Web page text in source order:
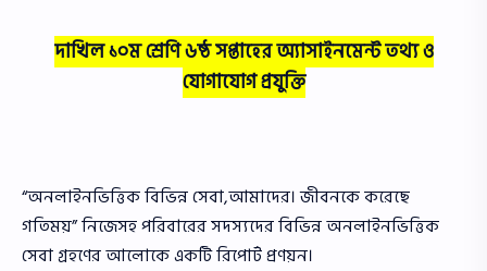
দাখিল ১০ম শ্রেণি ৬ষ্ঠ সপ্তাহের অ্যাসাইনমেন্ট তথ্য ও
যোগাযোগ প্রযুক্তি
“অনলাইনভিত্তিক বিভিন্ন সেবা,আমাদের। জীবনকে করেছে
গতিময়” নিজেসহ পরিবারের সদস্যদের বিভিন্ন অনলাইনভিত্তিক
সেবা গ্রহণের আলােকে একটি রিপাের্ট প্রণয়ন।